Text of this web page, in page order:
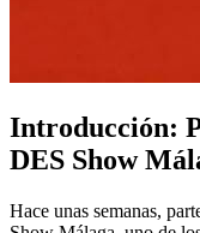
Introducción:
DES Show
Hace unas semanas,